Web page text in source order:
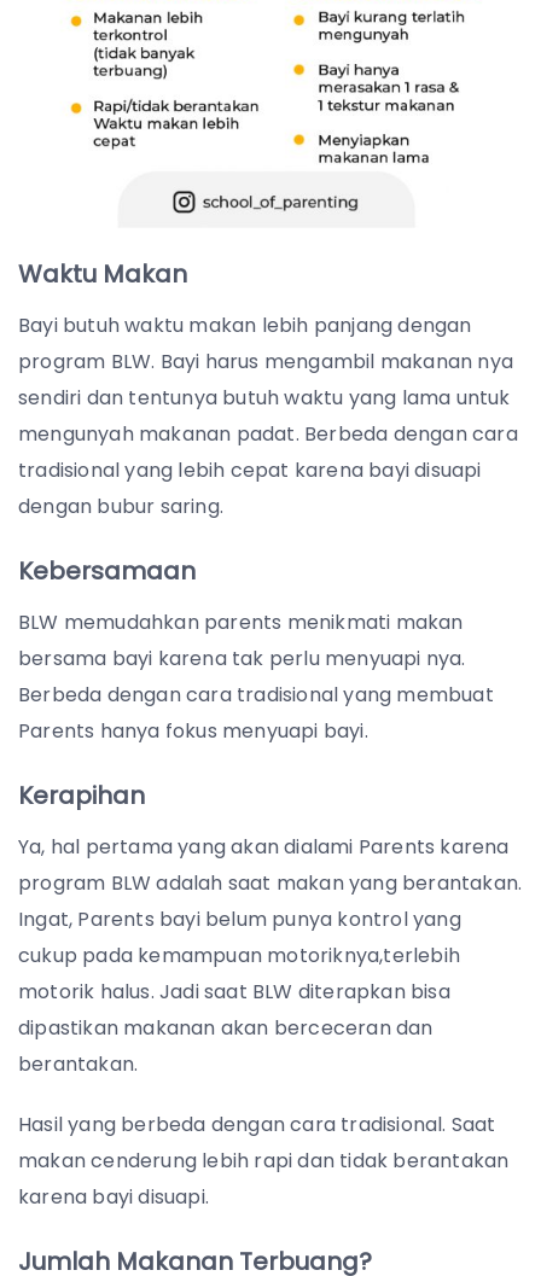
Waktu Makan
Bayi butuh waktu makan lebih panjang dengan
program BLW. Bayi harus mengambil makanan nya
sendiri dan tentunya butuh waktu yang lama untuk
mengunyah makanan padat. Berbeda dengan cara
tradisional yang lebih cepat karena bayi disuapi
dengan bubur saring.
Kebersamaan
BLW memudahkan parents menikmati makan
bersama bayi karena tak perlu menyuapi nya.
Berbeda dengan cara tradisional yang membuat
Parents hanya fokus menyuapi bayi.
Kerapihan
Ya, hal pertama yang akan dialami Parents karena
program BLW adalah saat makan yang berantakan.
Ingat, Parents bayi belum punya kontrol yang
cukup pada kemampuan motoriknya,terlebih
motorik halus. Jadi saat BLW diterapkan bisa
dipastikan makanan akan berceceran dan
berantakan.
Hasil yang berbeda dengan cara tradisional. Saat
makan cenderung lebih rapi dan tidak berantakan
karena bayi disuapi.
Jumlah Makanan Terbuang?